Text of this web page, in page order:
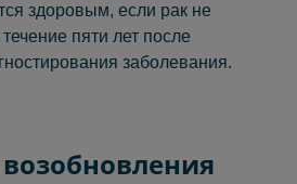
здоровым, если рак не
пяти лет после
заболевания.
возобновления